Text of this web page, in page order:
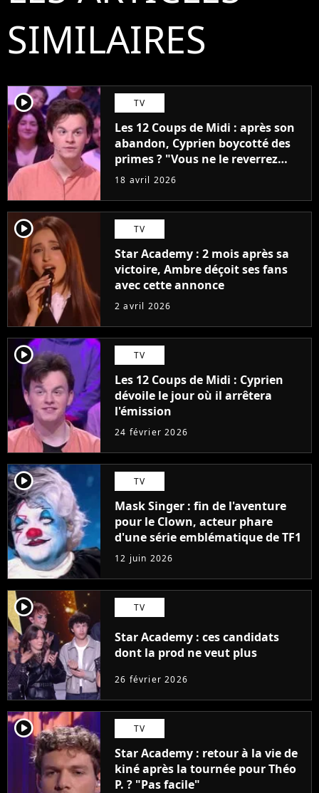
SIMILAIRES
player2 TV
Les 12 Coups de Midi : après son
abandon, Cyprien boycotté des
primes ? "Vous ne le reverrez
plus"
18 avril 2026
player2 TV
Star Academy : 2 mois après sa
victoire, Ambre déçoit ses fans
avec cette annonce
2 avril 2026
player2 TV
Les 12 Coups de Midi : Cyprien
dévoile le jour où il arrêtera
l'émission
24 février 2026
player2 TV
Mask Singer : fin de l'aventure
pour le Clown, acteur phare
d'une série emblématique de TF1
12 juin 2026
player2 TV
Star Academy : ces candidats
dont la prod ne veut plus
26 février 2026
player2 TV
Star Academy : retour à la vie de
kiné après la tournée pour Théo
P. ? "Pas facile"